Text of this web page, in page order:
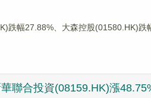
跌幅27.88%、大森控股(01580.HK)跌
聯合投資(08159.HK)漲